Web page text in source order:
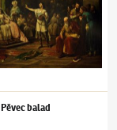
Pěvec balad